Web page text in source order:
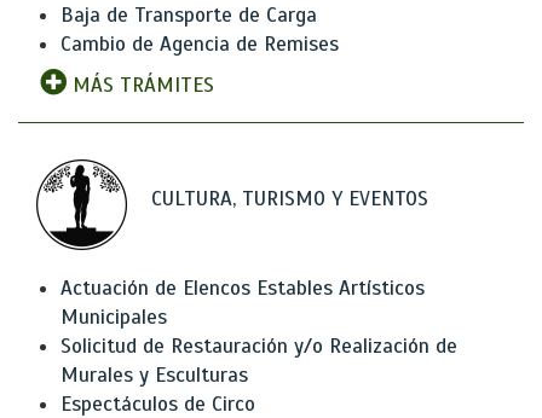
Baja de Transporte de Carga
Cambio de Agencia de Remises
MÁS TRÁMITES
CULTURA, TURISMO Y EVENTOS
Actuación de Elencos Estables Artísticos
Municipales
Solicitud de Restauración y/o Realización de
Murales y Esculturas
Espectáculos de Circo